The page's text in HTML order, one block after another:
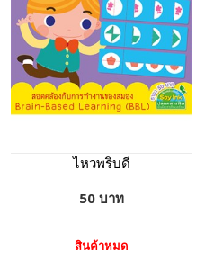
ไหวพริบดี
50 บาท
สินค้าหมด